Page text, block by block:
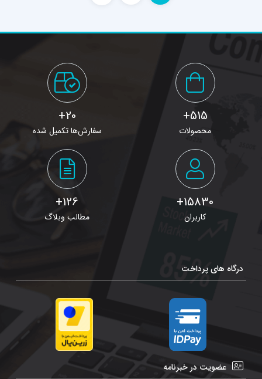
515+
محصولات
20+
سفارش‌ها تکمیل شده
15830+
کاربران
126+
مطالب وبلاگ
درگاه های پرداخت
عضویت در خبرنامه